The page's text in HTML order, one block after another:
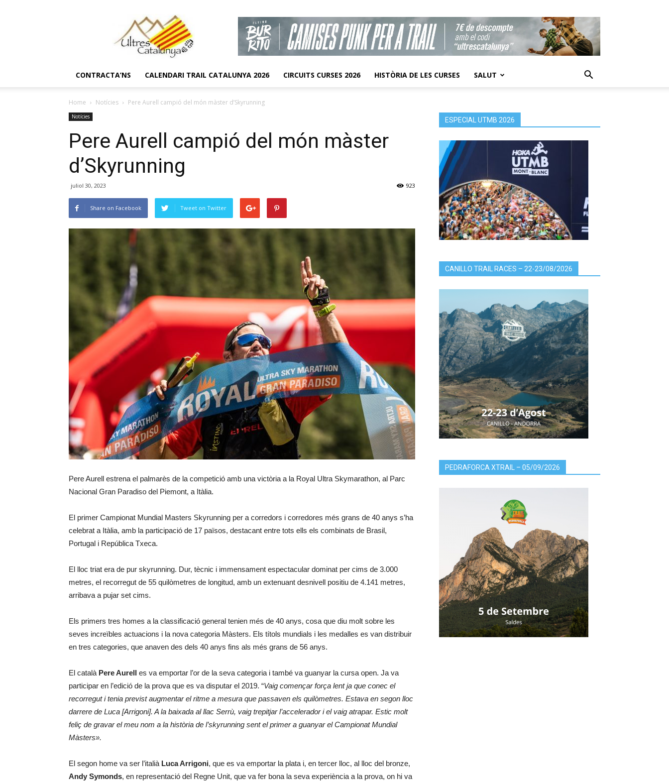
CONTRACTA’NS CALENDARI TRAIL CATALUNYA 2026 CIRCUITS CURSES 2026 HISTÒRIA DE LES CURSES SALUT
Home Notícies Pere Aurell campió del món màster d’Skyrunning
Notícies
Pere Aurell campió del món màster
d’Skyrunning
juliol 30, 2023 923
Share on Facebook Tweet on Twitter
Pere Aurell estrena el palmarès de la competició amb una victòria a la Royal Ultra Skymarathon, al Parc
Nacional Gran Paradiso del Piemont, a Itàlia.
El primer Campionat Mundial Masters Skyrunning per a corredors i corredores més grans de 40 anys s’ha
celebrat a Itàlia, amb la participació de 17 països, destacant entre tots ells els combinats de Brasil,
Portugal i República Txeca.
El lloc triat era de pur skyrunning. Dur, tècnic i immensament espectacular dominat per cims de 3.000
metres, el recorregut de 55 quilòmetres de longitud, amb un extenuant desnivell positiu de 4.141 metres,
arribava a pujar set cims.
Els primers tres homes a la classificació general tenien més de 40 anys, cosa que diu molt sobre les
seves increïbles actuacions i la nova categoria Màsters. Els títols mundials i les medalles es van distribuir
en tres categories, que anaven des dels 40 anys fins als més grans de 56 anys.
El català Pere Aurell es va emportar l’or de la seva categoria i també va guanyar la cursa open. Ja va
participar en l’edició de la prova que es va disputar el 2019. “Vaig començar força lent ja que conec el
recorregut i tenia previst augmentar el ritme a mesura que passaven els quilòmetres. Estava en segon lloc
darrere de Luca [Arrigoni]. A la baixada al llac Serrù, vaig trepitjar l’accelerador i el vaig atrapar. Estic molt
feliç de gravar el meu nom a la història de l’skyrunning sent el primer a guanyar el Campionat Mundial
Màsters».
El segon home va ser l’italià Luca Arrigoni, que es va emportar la plata i, en tercer lloc, al lloc del bronze,
Andy Symonds, en representació del Regne Unit, que va fer bona la seva experiència a la prova, on hi va
ESPECIAL UTMB 2026
CANILLO TRAIL RACES – 22-23/08/2026
PEDRAFORCA XTRAIL – 05/09/2026